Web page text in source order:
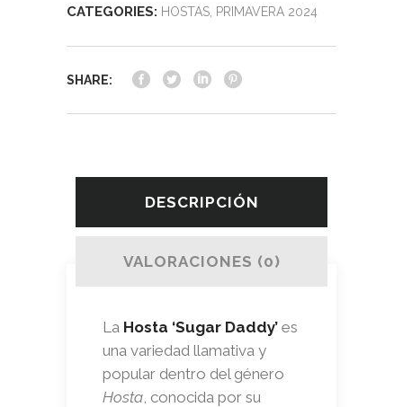
CATEGORIES: HOSTAS PRIMAVERA 2024
SHARE:
DESCRIPCIÓN
VALORACIONES (0)
La Hosta ‘Sugar Daddy’ es
una variedad llamativa y
popular dentro del género
Hosta , conocida por su